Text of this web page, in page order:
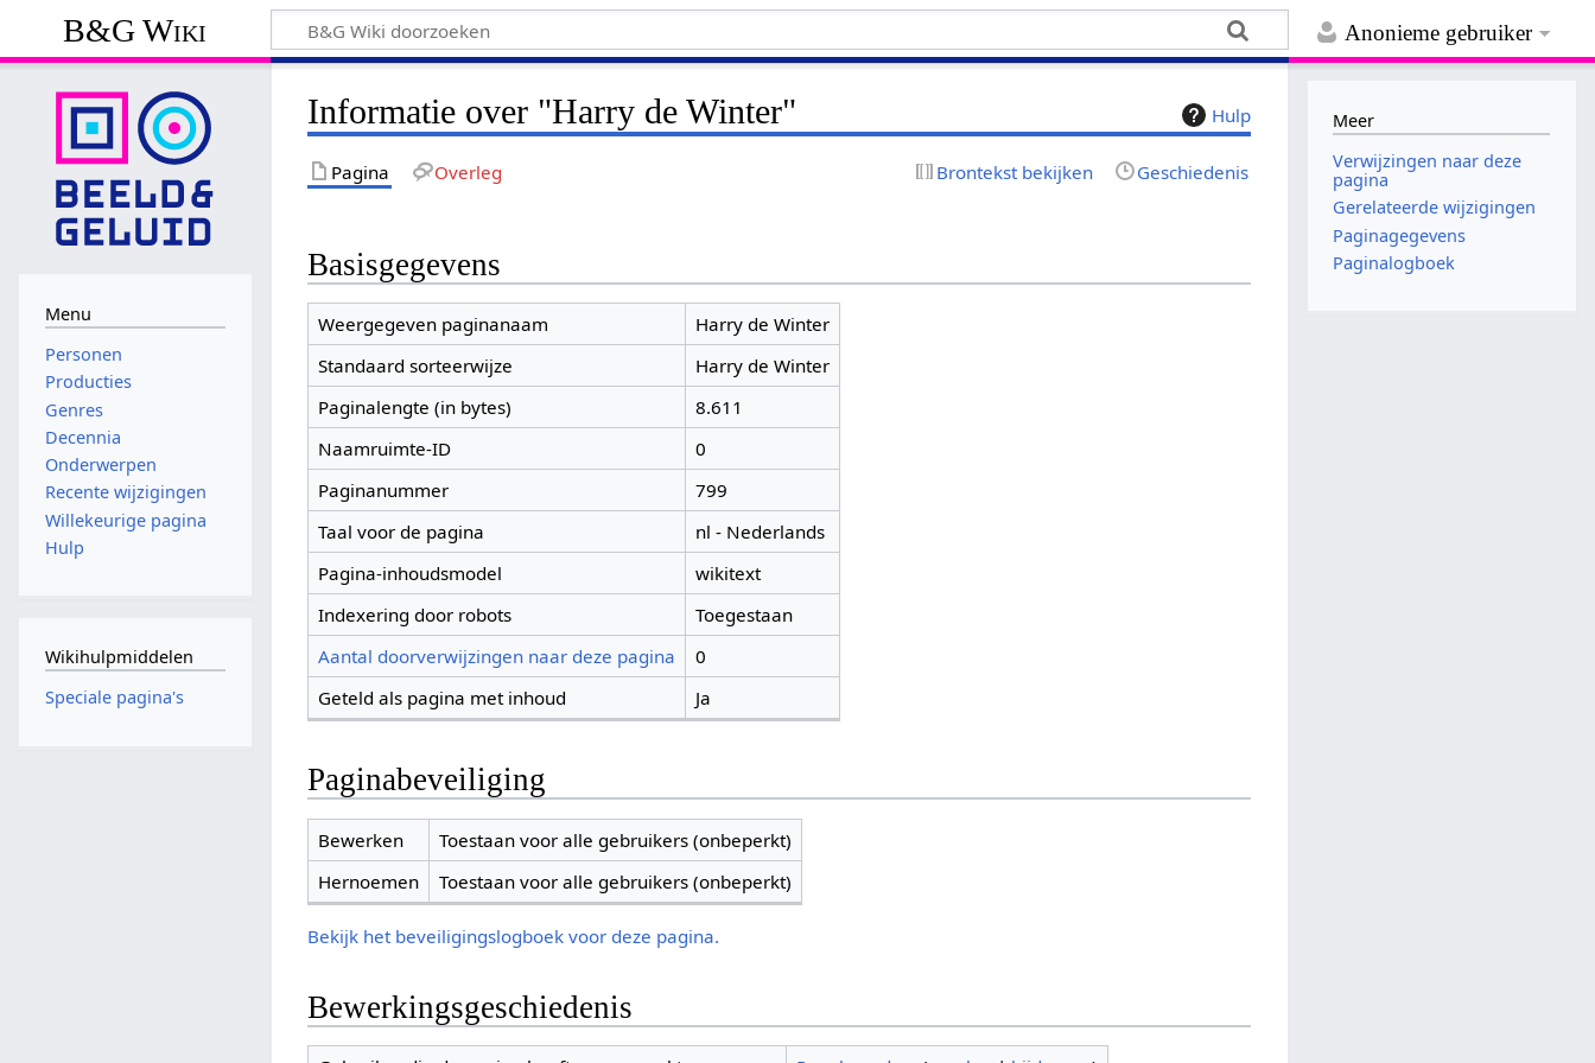
Anonieme gebruiker
B&G Wiki
Hulp
Informatie over "Harry de Winter"
Pagina Overleg Brontekst bekijken Geschiedenis
Basisgegevens
Weergegeven paginanaam
Harry de Winter
Standaard sorteerwijze
Harry de Winter
Paginalengte (in bytes)
8.611
Naamruimte-ID
0
Paginanummer
799
Taal voor de pagina
nl - Nederlands
Pagina-inhoudsmodel
wikitext
Indexering door robots
Toegestaan
Aantal doorverwijzingen naar deze pagina
0
Geteld als pagina met inhoud
Ja
Paginabeveiliging
Bewerken
Toestaan voor alle gebruikers (onbeperkt)
Hernoemen
Toestaan voor alle gebruikers (onbeperkt)
Bekijk het beveiligingslogboek voor deze pagina.
Bewerkingsgeschiedenis
Menu
Personen
Producties
Genres
Decennia
Onderwerpen
Recente wijzigingen
Willekeurige pagina
Hulp
Wikihulpmiddelen
Speciale pagina's
Meer
Verwijzingen naar deze
pagina
Gerelateerde wijzigingen
Paginagegevens
Paginalogboek